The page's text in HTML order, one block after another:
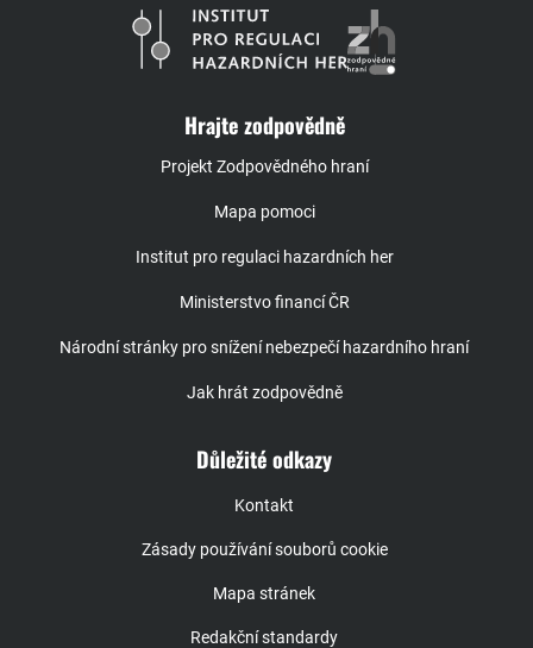
Hrajte zodpovědně
Projekt Zodpovědného hraní
Mapa pomoci
Institut pro regulaci hazardních her
Ministerstvo financí ČR
Národní stránky pro snížení nebezpečí hazardního hraní
Jak hrát zodpovědně
Důležité odkazy
Kontakt
Zásady používání souborů cookie
Mapa stránek
Redakční standardy